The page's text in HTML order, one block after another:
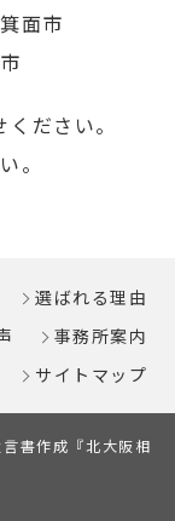
面市
ださい。
。
選ばれる理由
事務所案内
サイトマップ
書作成『北大阪相